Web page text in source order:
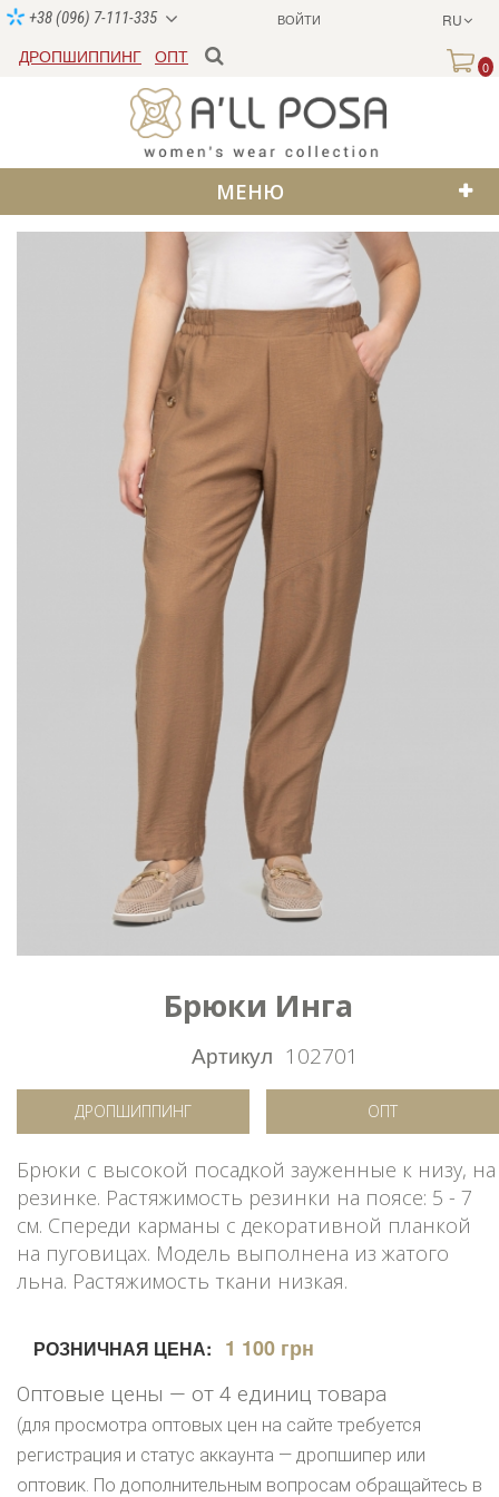
ВОЙТИ RU
+38 (096) 7-111-335
ДРОПШИППИНГ ОПТ
0
МЕНЮ
Брюки Инга
Артикул 102701
ДРОПШИППИНГ ОПТ
Брюки с высокой посадкой зауженные к низу, на
резинке. Растяжимость резинки на поясе: 5 - 7
см. Спереди карманы с декоративной планкой
на пуговицах. Модель выполнена из жатого
льна. Растяжимость ткани низкая.
РОЗНИЧНАЯ ЦЕНА: 1 100 грн
Оптовые цены — от 4 единиц товара
(для просмотра оптовых цен на сайте требуется
регистрация и статус аккаунта — дропшипер или
оптовик. По дополнительным вопросам обращайтесь в